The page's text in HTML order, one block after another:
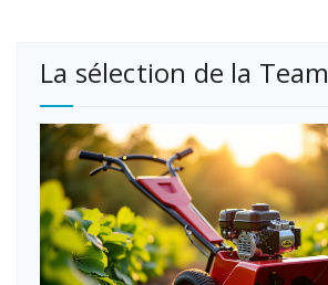
La sélection de la Team